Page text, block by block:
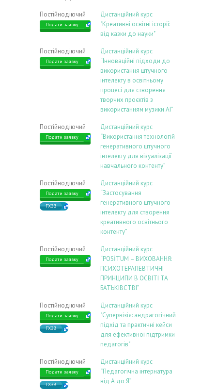
Постійнодіючий
Подати заявку
Дистанційний курс
"Креативні освітні історії:
від казки до науки"
Постійнодіючий
Подати заявку
Дистанційний курс
“Інноваційні підходи до
використання штучного
інтелекту в освітньому
процесі для створення
творчих проєктів з
використанням музики АІ”
Постійнодіючий
Подати заявку
Дистанційний курс
“Використання технологій
генеративного штучного
інтелекту для візуалізації
навчального контенту”
Постійнодіючий
Подати заявку
ГХЗВ
Дистанційний курс
“Застосування
генеративного штучного
інтелекту для створення
креативного освітнього
контенту”
Постійнодіючий
Подати заявку
Дистанційний курс
“POSİTUM – ВИХОВАННЯ:
ПСИХОТЕРАПЕВТИЧНІ
ПРИНЦИПИ В ОСВІТІ ТА
БАТЬКІВСТВІ”
Постійнодіючий
Подати заявку
ГХЗВ
Дистанційний курс
"Супервізія: андрагогічний
підхід та практичні кейси
для ефективної підтримки
педагогів"
Постійнодіючий
Подати заявку
ГХЗВ
Дистанційний курс
“Педагогічна інтернатура
від А до Я”